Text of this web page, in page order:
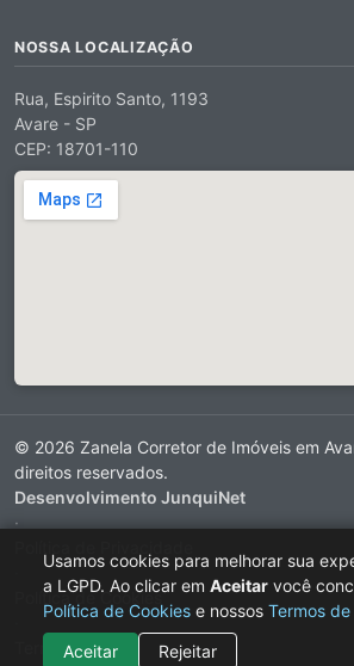
NOSSA LOCALIZAÇÃO
Rua, Espirito Santo, 1193
Avare - SP
CEP: 18701-110
© 2026 Zanela Corretor de Imóveis em
direitos reservados.
Desenvolvimento JunquiNet
·
Política de Cookies
Termos de Uso
Usamos cookies para melhorar sua
a LGPD. Ao clicar em Aceitar você
Política de Cookies e nossos Termos de
Aceitar
Rejeitar